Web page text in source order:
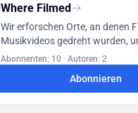
Where Filmed
Wir erforschen Orte, an denen
Musikvideos gedreht wurden,
unsere Funde in einer für alle
Abonnenten: 10 · Autoren: 2
Abonnieren